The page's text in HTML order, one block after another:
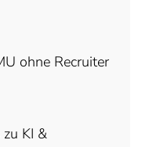
ohne Recruiter
KI &